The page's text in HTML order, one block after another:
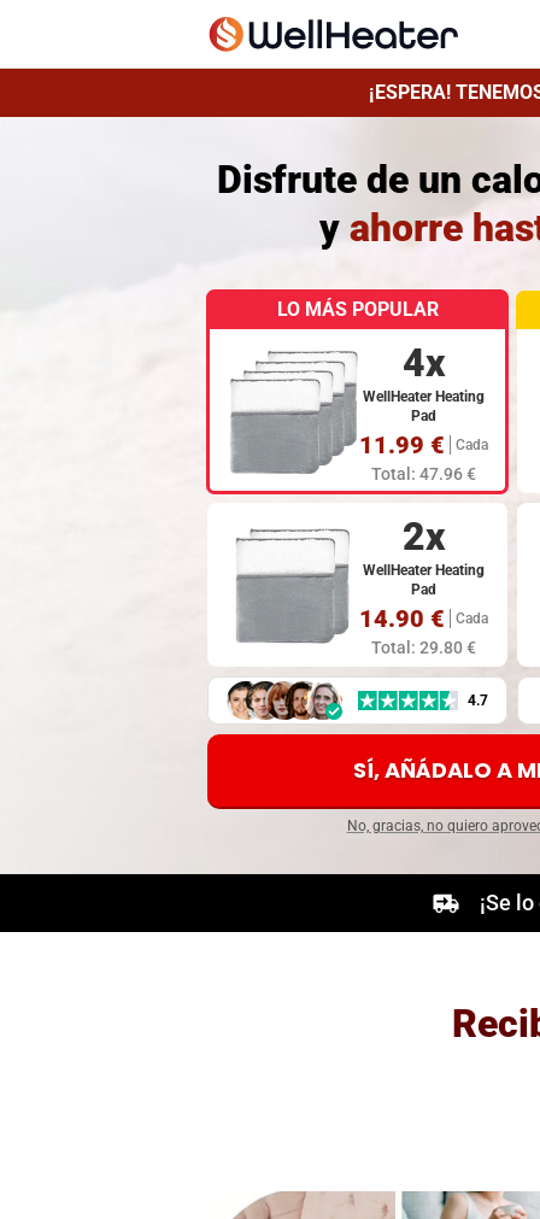
¡ESPERA!
Disfrute de un
y ahorre
LO MÁS POPULAR
4x
WellHeater Heating
Pad
11.99 € Cada
Total: 47.96 €
2x
WellHeater Heating
Pad
14.90 € Cada
Total: 29.80 €
4.7
SÍ, AÑÁDALO A
No, gracias, no quiero
¡Se